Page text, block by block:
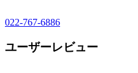
022-767-6886
ユーザーレビュー